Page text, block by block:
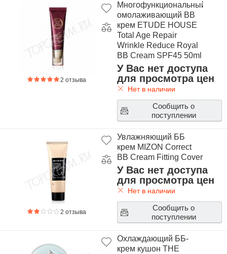
2 отзыва
Многофункциональный
омолаживающий ВВ
крем ETUDE HOUSE
Total Age Repair
Wrinkle Reduce Royal
BB Cream SPF45 50ml
У Вас нет доступа
для просмотра цен
Нет в наличии
Сообщить о
поступлении
2 отзыва
Увлажняющий ББ
крем MIZON Correct
BB Cream Fitting Cover
У Вас нет доступа
для просмотра цен
Нет в наличии
Сообщить о
поступлении
Охлаждающий ББ-
крем кушон THE